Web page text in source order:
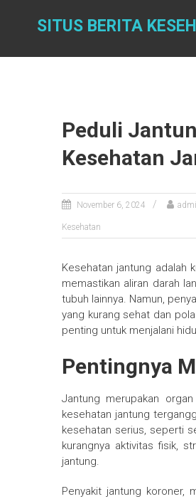
SITUS BERITA
Peduli
Kesehatan
November 6, 2024
Kesehatan
Kesehatan jantung adalah
memastikan aliran darah
tubuh lainnya. Namun,
yang kurang sehat dan
penting untuk menjalani
Pentingnya
Jantung merupakan
kesehatan jantung
kesehatan serius, seperti
kurangnya aktivitas fisik,
jantung.
Penyakit jantung koroner,